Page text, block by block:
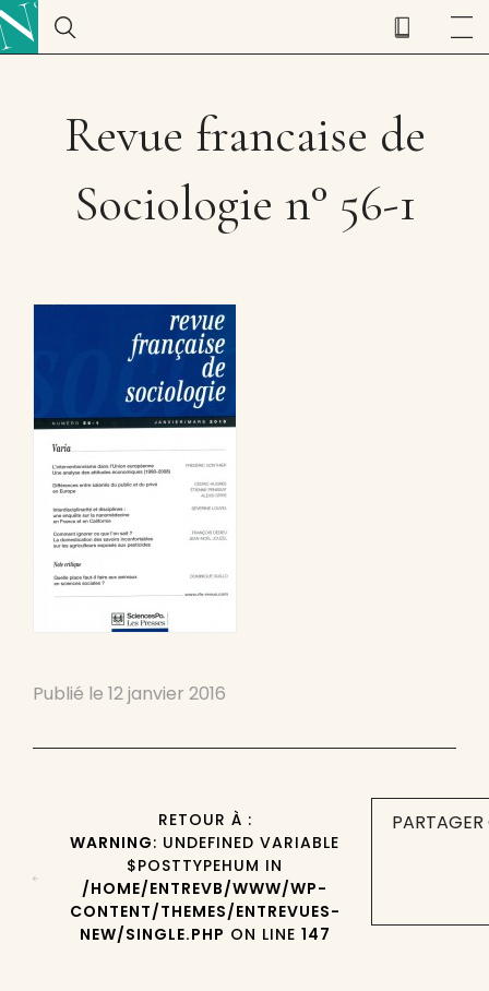
Revue francaise de
Sociologie n° 56-1
Publié le 12 janvier 2016
RETOUR À :
WARNING: UNDEFINED VARIABLE
$POSTTYPEHUM IN
/HOME/ENTREVB/WWW/WP-
CONTENT/THEMES/ENTREVUES-
NEW/SINGLE.PHP ON LINE 147